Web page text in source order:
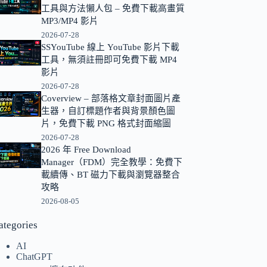
工具與方法懶人包 – 免費下載高畫質
MP3/MP4 影片
2026-07-28
SSYouTube 線上 YouTube 影片下載
工具，無須註冊即可免費下載 MP4
影片
2026-07-28
Coverview – 部落格文章封面圖片產
生器，自訂標題作者與背景顏色圖
片，免費下載 PNG 格式封面縮圖
2026-07-28
2026 年 Free Download
Manager（FDM）完全教學：免費下
載續傳、BT 磁力下載與瀏覽器整合
攻略
2026-08-05
AI
ChatGPT